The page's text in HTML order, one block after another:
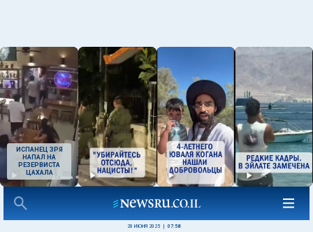
ИСПАНЕЦ ЗРЯ
НАПАЛ НА
РЕЗЕРВИСТА
ЦАХАЛА
20 ИЮНЯ 2025 07:58